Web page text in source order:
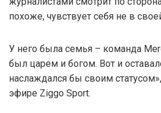
похоже, чувствует себя не в
У него была семья – команда
был царем и богом. Вот и
наслаждался бы своим
эфире Ziggo Sport.